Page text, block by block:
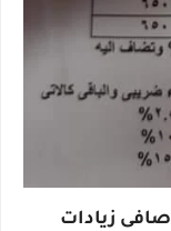
تعليمات مرتب شهر ابريل 2022 صافى زيادات